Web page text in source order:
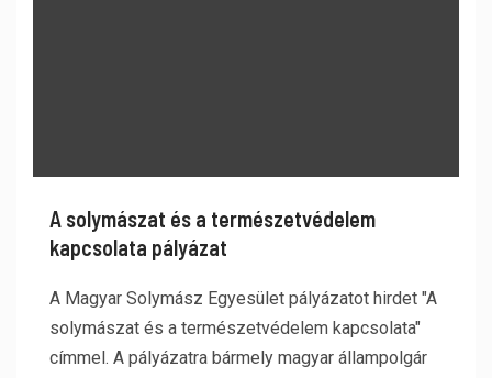
A solymászat és a természetvédelem
kapcsolata pályázat
A Magyar Solymász Egyesület pályázatot hirdet "A
solymászat és a természetvédelem kapcsolata"
címmel. A pályázatra bármely magyar állampolgár